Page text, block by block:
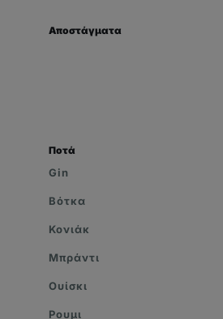
Αποστάγματα
Ποτά
Gin
Βότκα
Κονιάκ
Μπράντι
Ουίσκι
Ρουμι